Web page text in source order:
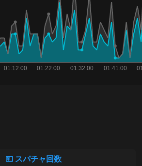
💴 スパチャ回数